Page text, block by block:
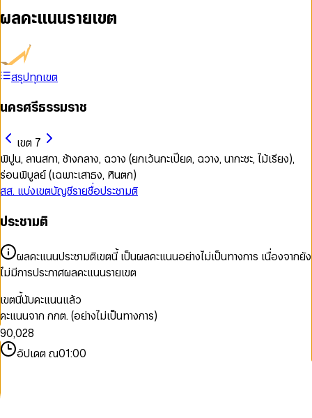
ผลคะแนนรายเขต
สรุปทุกเขต
นครศรีธรรมราช
เขต 7
พิปูน, ลานสกา, ช้างกลาง, ฉวาง (ยกเว้นกะเปียด, ฉวาง, นากะชะ, ไม้เรียง),
ร่อนพิบูลย์ (เฉพาะเสาธง, หินตก)
สส. แบ่งเขตบัญชีรายชื่อประชามติ
ประชามติ
ผลคะแนนประชามติเขตนี้ เป็นผลคะแนนอย่างไม่เป็นทางการ เนื่องจากยัง
ไม่มีการประกาศผลคะแนนรายเขต
เขตนี้นับคะแนนแล้ว
คะแนนจาก กกต. (อย่างไม่เป็นทางการ)
0
1
2
3
4
5
6
7
8
90
1
2
,0
1
2
0
1
2
3
4
0
2
3
4
5
6
7
8
9
อัปเดต ณ01:00